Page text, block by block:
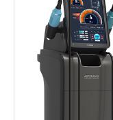
確認しながら行う、強
ーダーメイドリフテ